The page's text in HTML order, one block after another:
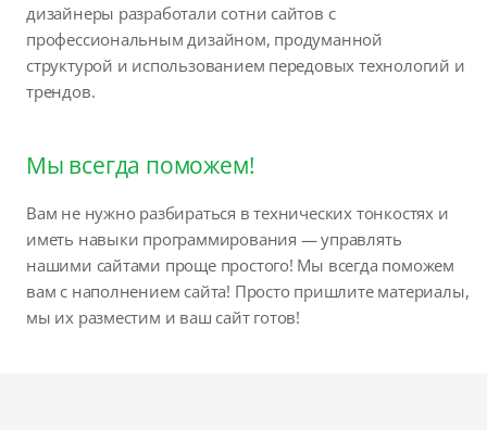
дизайнеры разработали сотни сайтов с
профессиональным дизайном, продуманной
структурой и использованием передовых технологий и
трендов.
Мы всегда поможем!
Вам не нужно разбираться в технических тонкостях и
иметь навыки программирования — управлять
нашими сайтами проще простого! Мы всегда поможем
вам с наполнением сайта! Просто пришлите материалы,
мы их разместим и ваш сайт готов!